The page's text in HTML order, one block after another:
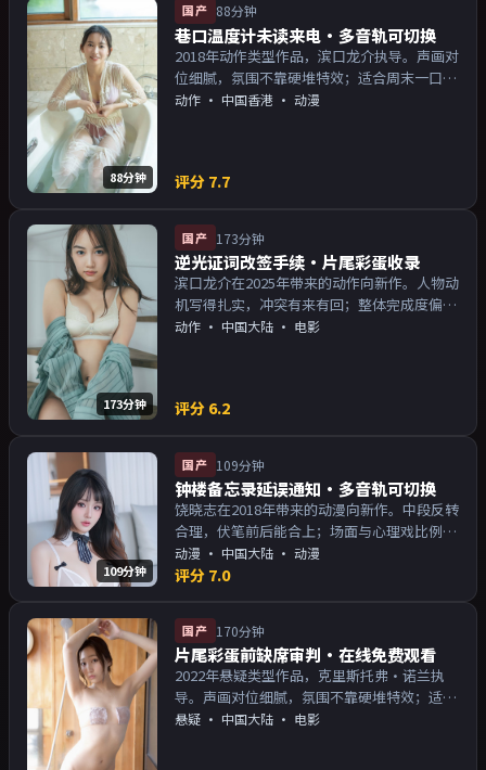
88分钟
国产 88分钟
巷口温度计未读来电·多音轨可切换
2018年动作类型作品，滨口龙介执导。声画对
位细腻，氛围不靠硬堆特效；适合周末一口气
追完。主演以演技派为主，适合喜欢强叙事与
动作 · 中国香港 · 动漫
评分 7.7
173分钟
国产 173分钟
逆光证词改签手续·片尾彩蛋收录
滨口龙介在2025年带来的动作向新作。人物动
机写得扎实，冲突有来有回；整体完成度偏院
线质感。主演以演技派为主，适合喜欢强叙事
动作 · 中国大陆 · 电影
评分 6.2
109分钟
国产 109分钟
钟楼备忘录延误通知·多音轨可切换
饶晓志在2018年带来的动漫向新作。中段反转
合理，伏笔前后能合上；场面与心理戏比例得
当。主演以演技派为主，适合喜欢强叙事与人
物关系的观众加入片单。
动漫 · 中国大陆 · 动漫
评分 7.0
国产 170分钟
片尾彩蛋前缺席审判·在线免费观看
2022年悬疑类型作品，克里斯托弗·诺兰执
导。声画对位细腻，氛围不靠硬堆特效；适合
周末一口气追完。主演以演技派为主，适合喜
悬疑 · 中国大陆 · 电影